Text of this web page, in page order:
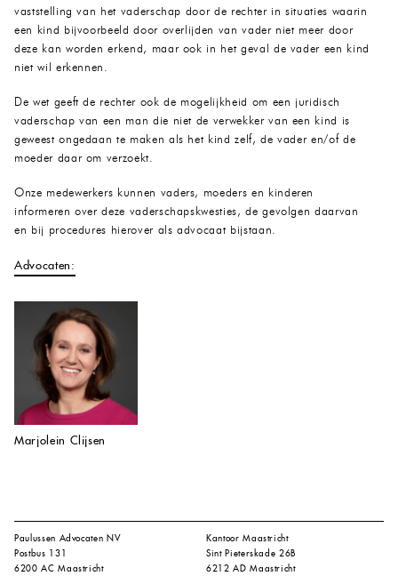
vaststelling van het vaderschap door de rechter in situaties waarin
een kind bijvoorbeeld door overlijden van vader niet meer door
deze kan worden erkend, maar ook in het geval de vader een kind
niet wil erkennen.
De wet geeft de rechter ook de mogelijkheid om een juridisch
vaderschap van een man die niet de verwekker van een kind is
geweest ongedaan te maken als het kind zelf, de vader en/of de
moeder daar om verzoekt.
Onze medewerkers kunnen vaders, moeders en kinderen
informeren over deze vaderschapskwesties, de gevolgen daarvan
en bij procedures hierover als advocaat bijstaan.
Advocaten:
Marjolein Clijsen
Paulussen Advocaten NV
Postbus 131
6200 AC Maastricht
Kantoor Maastricht
Sint Pieterskade 26B
6212 AD Maastricht